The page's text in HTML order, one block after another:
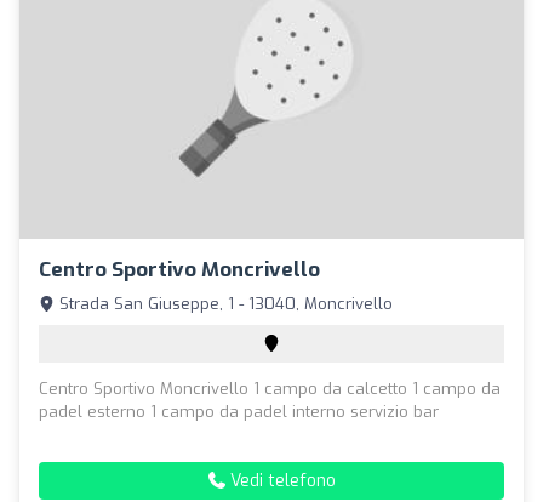
Centro Sportivo Moncrivello
Strada San Giuseppe, 1 - 13040, Moncrivello
Centro Sportivo Moncrivello 1 campo da calcetto 1 campo da
padel esterno 1 campo da padel interno servizio bar
Vedi telefono